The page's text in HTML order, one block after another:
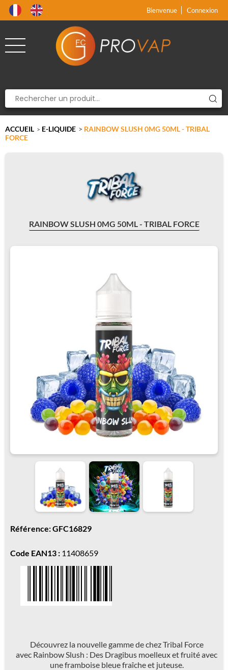
Bienvenue Connexion
ACCUEIL > E-LIQUIDE > RAINBOW SLUSH 0MG 50ML - TRIBAL
FORCE
RAINBOW SLUSH 0MG 50ML - TRIBAL FORCE
Référence: GFC16829
Code EAN13 : 11408659
Découvrez la nouvelle gamme de chez Tribal Force
avec Rainbow Slush : Des Dragibus moelleux et fruité avec
une framboise bleue fraîche et juteuse.
x
x